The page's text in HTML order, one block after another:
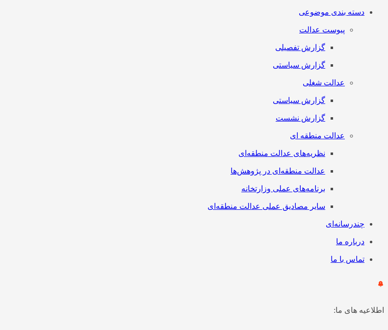
دسته بندی موضوعی
پیوست عدالت
گزارش تفصیلی
گزارش سیاستی
عدالت شغلی
گزارش سیاستی
گزارش نشست
عدالت منطقه ای
نظریه‌های عدالت منطقه‌ای
عدالت منطقه‌ای در پژوهش‌ها
برنامه‌های عملی وزارتخانه
سایر مصادیق عملی عدالت منطقه‌ای
چندرسانه‌ای
درباره ما
تماس با ما
اطلاعیه های ما: